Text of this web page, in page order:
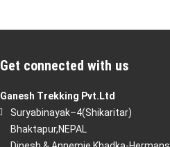
Get connected with us
Ganesh Trekking Pvt.Ltd
Suryabinayak–4(Shikaritar)
Bhaktapur,NEPAL